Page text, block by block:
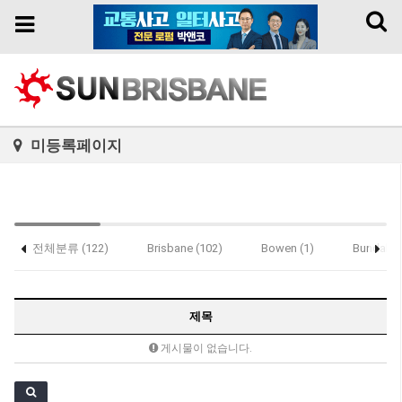
Toggle
Toggle
미등록페이지
전체분류 (122) Brisbane (102) Bowen (1)
제목
게시물이 없습니다.